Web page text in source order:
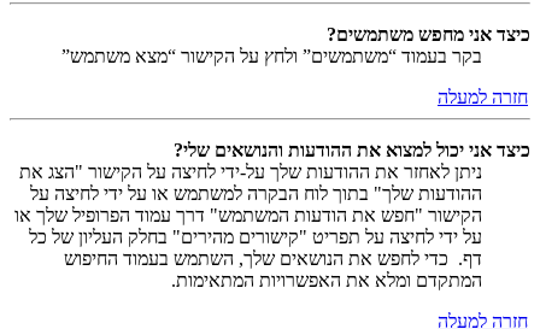
כיצד אני מחפש משתמשים?
בקר בעמוד “משתמשים” ולחץ על הקישור “מצא משתמש”
חזרה למעלה
כיצד אני יכול למצוא את ההודעות והנושאים שלי?
ניתן לאחזר את ההודעות שלך על-ידי לחיצה על הקישור "הצג את
ההודעות שלך" בתוך לוח הבקרה למשתמש או על ידי לחיצה על
הקישור "חפש את הודעות המשתמש" דרך עמוד הפרופיל שלך או
על ידי לחיצה על תפריט "קישורים מהירים" בחלק העליון של כל
דף. כדי לחפש את הנושאים שלך, השתמש בעמוד החיפוש
המתקדם ומלא את האפשרויות המתאימות.
חזרה למעלה